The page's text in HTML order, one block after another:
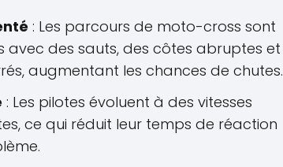
: Les parcours de moto-cross sont
avec des sauts, des côtes abruptes et
augmentant les chances de chutes.
: Les pilotes évoluent à des vitesses
ce qui réduit leur temps de réaction